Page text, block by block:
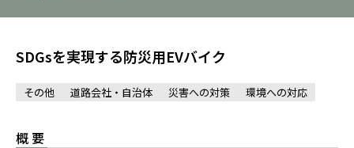
SDGsを実現する防災用EVバイク
その他 道路会社・自治体 災害への対策 環境への対応
概要